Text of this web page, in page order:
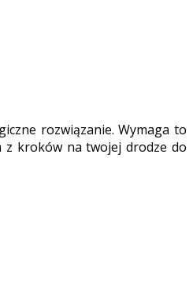
rozwiązanie. Wymaga to
z kroków na twojej drodze do